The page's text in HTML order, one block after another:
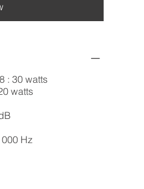
: 30 watts
watts
Hz